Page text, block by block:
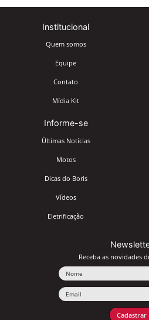
Institucional
Quem somos
Equipe
Contato
Mídia Kit
Informe-se
Últimas Notícias
Motos
Dicas do Boris
Vídeos
Eletrificação
Receba as novidades
Cadastrar